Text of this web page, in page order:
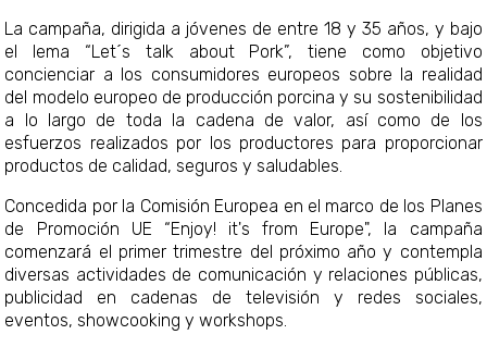
La campaña, dirigida a jóvenes de entre 18 y 35 años, y bajo
el lema “Let´s talk about Pork”, tiene como objetivo
concienciar a los consumidores europeos sobre la realidad
del modelo europeo de producción porcina y su sostenibilidad
a lo largo de toda la cadena de valor, así como de los
esfuerzos realizados por los productores para proporcionar
productos de calidad, seguros y saludables.
Concedida por la Comisión Europea en el marco de los Planes
de Promoción UE “Enjoy! it's from Europe", la campaña
comenzará el primer trimestre del próximo año y contempla
diversas actividades de comunicación y relaciones públicas,
publicidad en cadenas de televisión y redes sociales,
eventos, showcooking y workshops.